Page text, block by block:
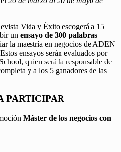
Vida y Éxito escogerá a 15
un ensayo de 300 palabras
la maestría en negocios de ADEN
ensayos serán evaluados por
quien será la responsable de
y a los 5 ganadores de las
PARTICIPAR
Máster de los negocios con